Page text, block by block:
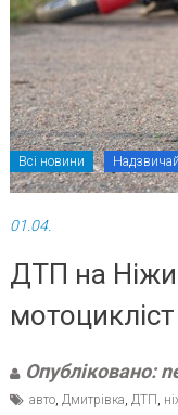
Всі новини
01.04.
ДТП на
мотоцикліст
Опубліковано:
авто, Дмитрівка ДТП